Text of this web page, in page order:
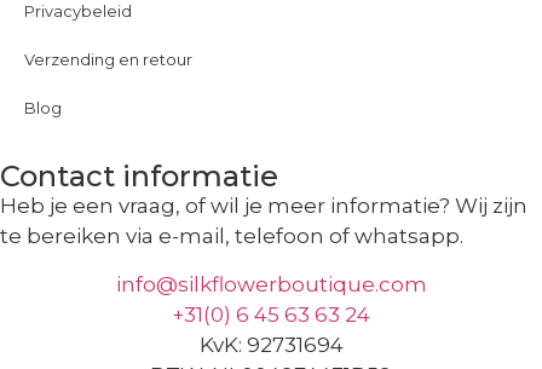
Privacybeleid
Verzending en retour
Blog
Contact informatie
Heb je een vraag, of wil je meer informatie? Wij zijn
te bereiken via e-mail, telefoon of whatsapp.
info@silkflowerboutique.com
+31(0) 6 45 63 63 24
KvK: 92731694